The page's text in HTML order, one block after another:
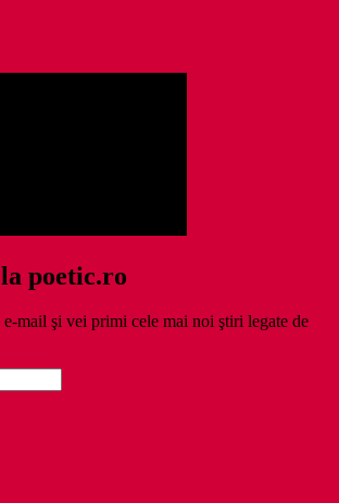
poetic.ro
e-mail şi vei primi cele mai noi ştiri legate de